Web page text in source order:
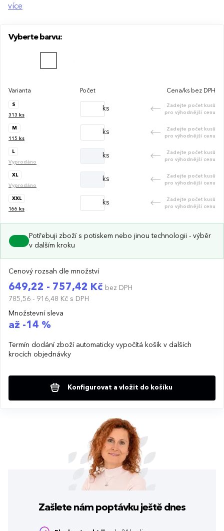
a reflexní prvky, celopropínací reverzní spirálový zip,
nastavitelné suchým zipem, spodní lem pomocí elastické
šňůrky. Náprsní kapsa se skrytým zipem v členícím švu.
více
Vyberte barvu:
Varianta Počet Cena/ks bez DPH
S
313 ks
ks
Zadejte počet kusů
pro výhodnější cenu
M
115 ks
ks
Zadejte počet kusů
pro výhodnější cenu
L
Vyprodáno
ks
Zadejte počet kusů
pro výhodnější cenu
XL
Vyprodáno
ks
Zadejte počet kusů
pro výhodnější cenu
XXL
166 ks
ks
Zadejte počet kusů
pro výhodnější cenu
Potřebuji zboží s potiskem nebo jinou technologii - výběr
v dalším kroku
Cenový rozsah dle množství
649,22 - 757,42 Kč bez DPH
785,56 - 916,48 Kč s DPH
Množstevní sleva
až -14 %
Termín dodání zboží automaticky vypočítá košík v dalších
krocích objednávky
Konfigurovat a vložit do košíku
Zašlete nám poptávku ještě dnes